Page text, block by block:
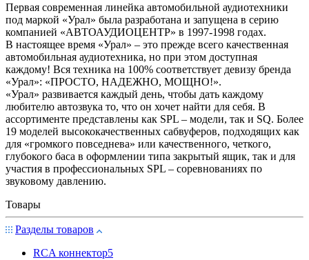
Первая современная линейка автомобильной аудиотехники
под маркой «Урал» была разработана и запущена в серию
компанией «АВТОАУДИОЦЕНТР» в 1997-1998 годах.
В настоящее время «Урал» – это прежде всего качественная
автомобильная аудиотехника, но при этом доступная
каждому! Вся техника на 100% соответствует девизу бренда
«Урал»: «ПРОСТО, НАДЕЖНО, МОЩНО!».
«Урал» развивается каждый день, чтобы дать каждому
любителю автозвука то, что он хочет найти для себя. В
ассортименте представлены как SPL – модели, так и SQ. Более
19 моделей высококачественных сабвуферов, подходящих как
для «громкого повседнева» или качественного, четкого,
глубокого баса в оформлении типа закрытый ящик, так и для
участия в профессиональных SPL – соревнованиях по
звуковому давлению.
Товары
Разделы товаров
RCA коннектор5